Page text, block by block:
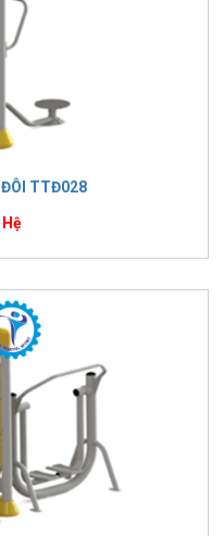
ĐÔI TTĐ028
Hệ